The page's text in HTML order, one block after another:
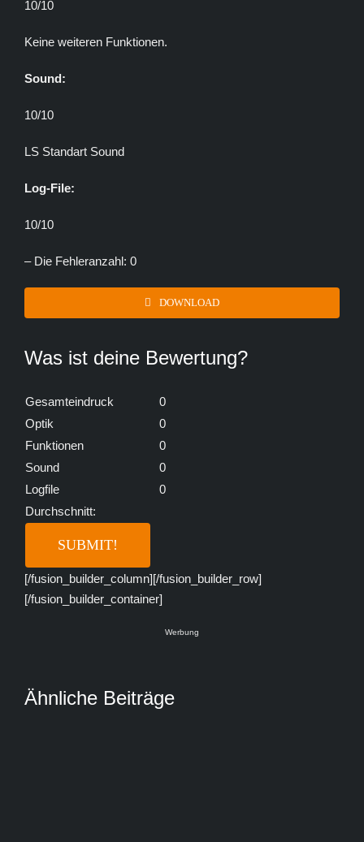
10/10
Keine weiteren Funktionen.
Sound:
10/10
LS Standart Sound
Log-File:
10/10
– Die Fehleranzahl: 0
DOWNLOAD
Was ist deine Bewertung?
Gesamteindruck
0
Optik
0
Funktionen
0
Sound
0
Logfile
0
Durchschnitt:
[/fusion_builder_column][/fusion_builder_row]
[/fusion_builder_container]
Werbung
Ähnliche Beiträge